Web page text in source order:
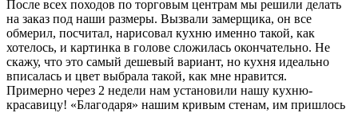
После всех походов по торговым центрам мы решили делать
на заказ под наши размеры. Вызвали замерщика, он все
обмерил, посчитал, нарисовал кухню именно такой, как
хотелось, и картинка в голове сложилась окончательно. Не
скажу, что это самый дешевый вариант, но кухня идеально
вписалась и цвет выбрала такой, как мне нравится.
Примерно через 2 недели нам установили нашу кухню-
красавицу! «Благодаря» нашим кривым стенам, им пришлось